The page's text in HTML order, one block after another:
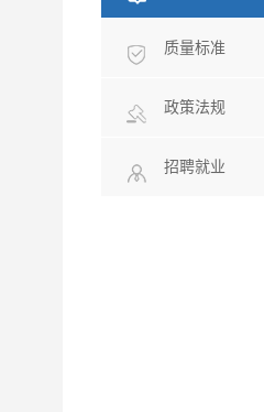
质量标准
政策法规
招聘就业